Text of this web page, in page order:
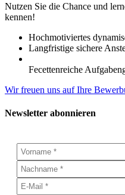
Nutzen Sie die Chance und
kennen!
Hochmotiviertes
Langfristige sichere
Fecettenreiche
Wir freuen uns auf Ihre
Newsletter abonnieren